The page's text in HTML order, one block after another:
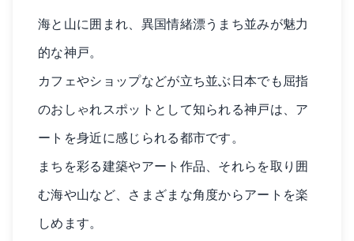
海と山に囲まれ、異国情緒漂うまち並みが魅力
的な神戸。
カフェやショップなどが立ち並ぶ日本でも屈指
のおしゃれスポットとして知られる神戸は、ア
ートを身近に感じられる都市です。
まちを彩る建築やアート作品、それらを取り囲
む海や山など、さまざまな角度からアートを楽
しめます。